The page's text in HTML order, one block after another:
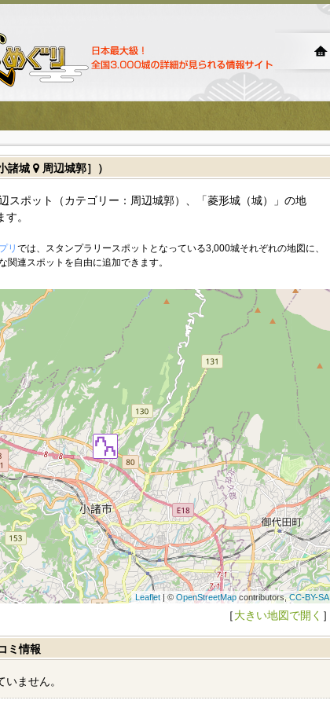
諸城 周辺城郭］）
スポット（カテゴリー：周辺城郭）、「菱形城（城）」の地
。
リ では、スタンプラリースポットとなっている3,000城それぞれの地図に、
関連スポットを自由に追加できます。
Leaflet| © OpenStreetMapcontributors,CC-BY-SA
［大きい地図で開く ］
ミ情報
ません。